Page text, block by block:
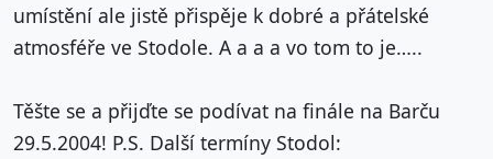
umístění ale jistě přispěje k dobré a přátelské
atmosféře ve Stodole. A a a a vo tom to je…..
Těšte se a přijďte se podívat na finále na Barču
29.5.2004! P.S. Další termíny Stodol: